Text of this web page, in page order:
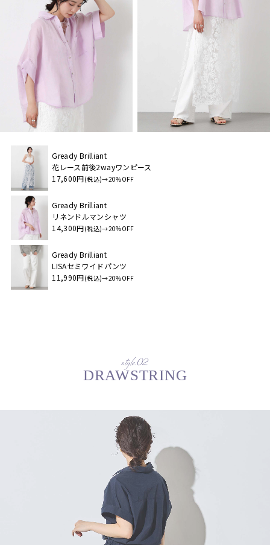
Gready Brilliant
花レース前後2wayワンピース
17,600円(税込)→20%OFF
Gready Brilliant
リネンドルマンシャツ
14,300円(税込)→20%OFF
Gready Brilliant
LISAセミワイドパンツ
11,990円(税込)→20%OFF
style.02
DRAWSTRING